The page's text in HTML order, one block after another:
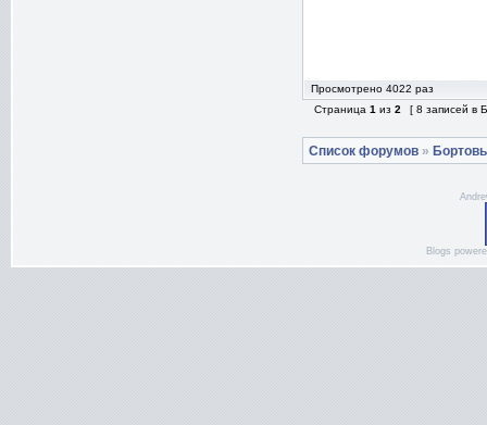
Просмотрено 4022 раз
Страница 1 из 2 [ 8 записей в
Список форумов »
Blogs